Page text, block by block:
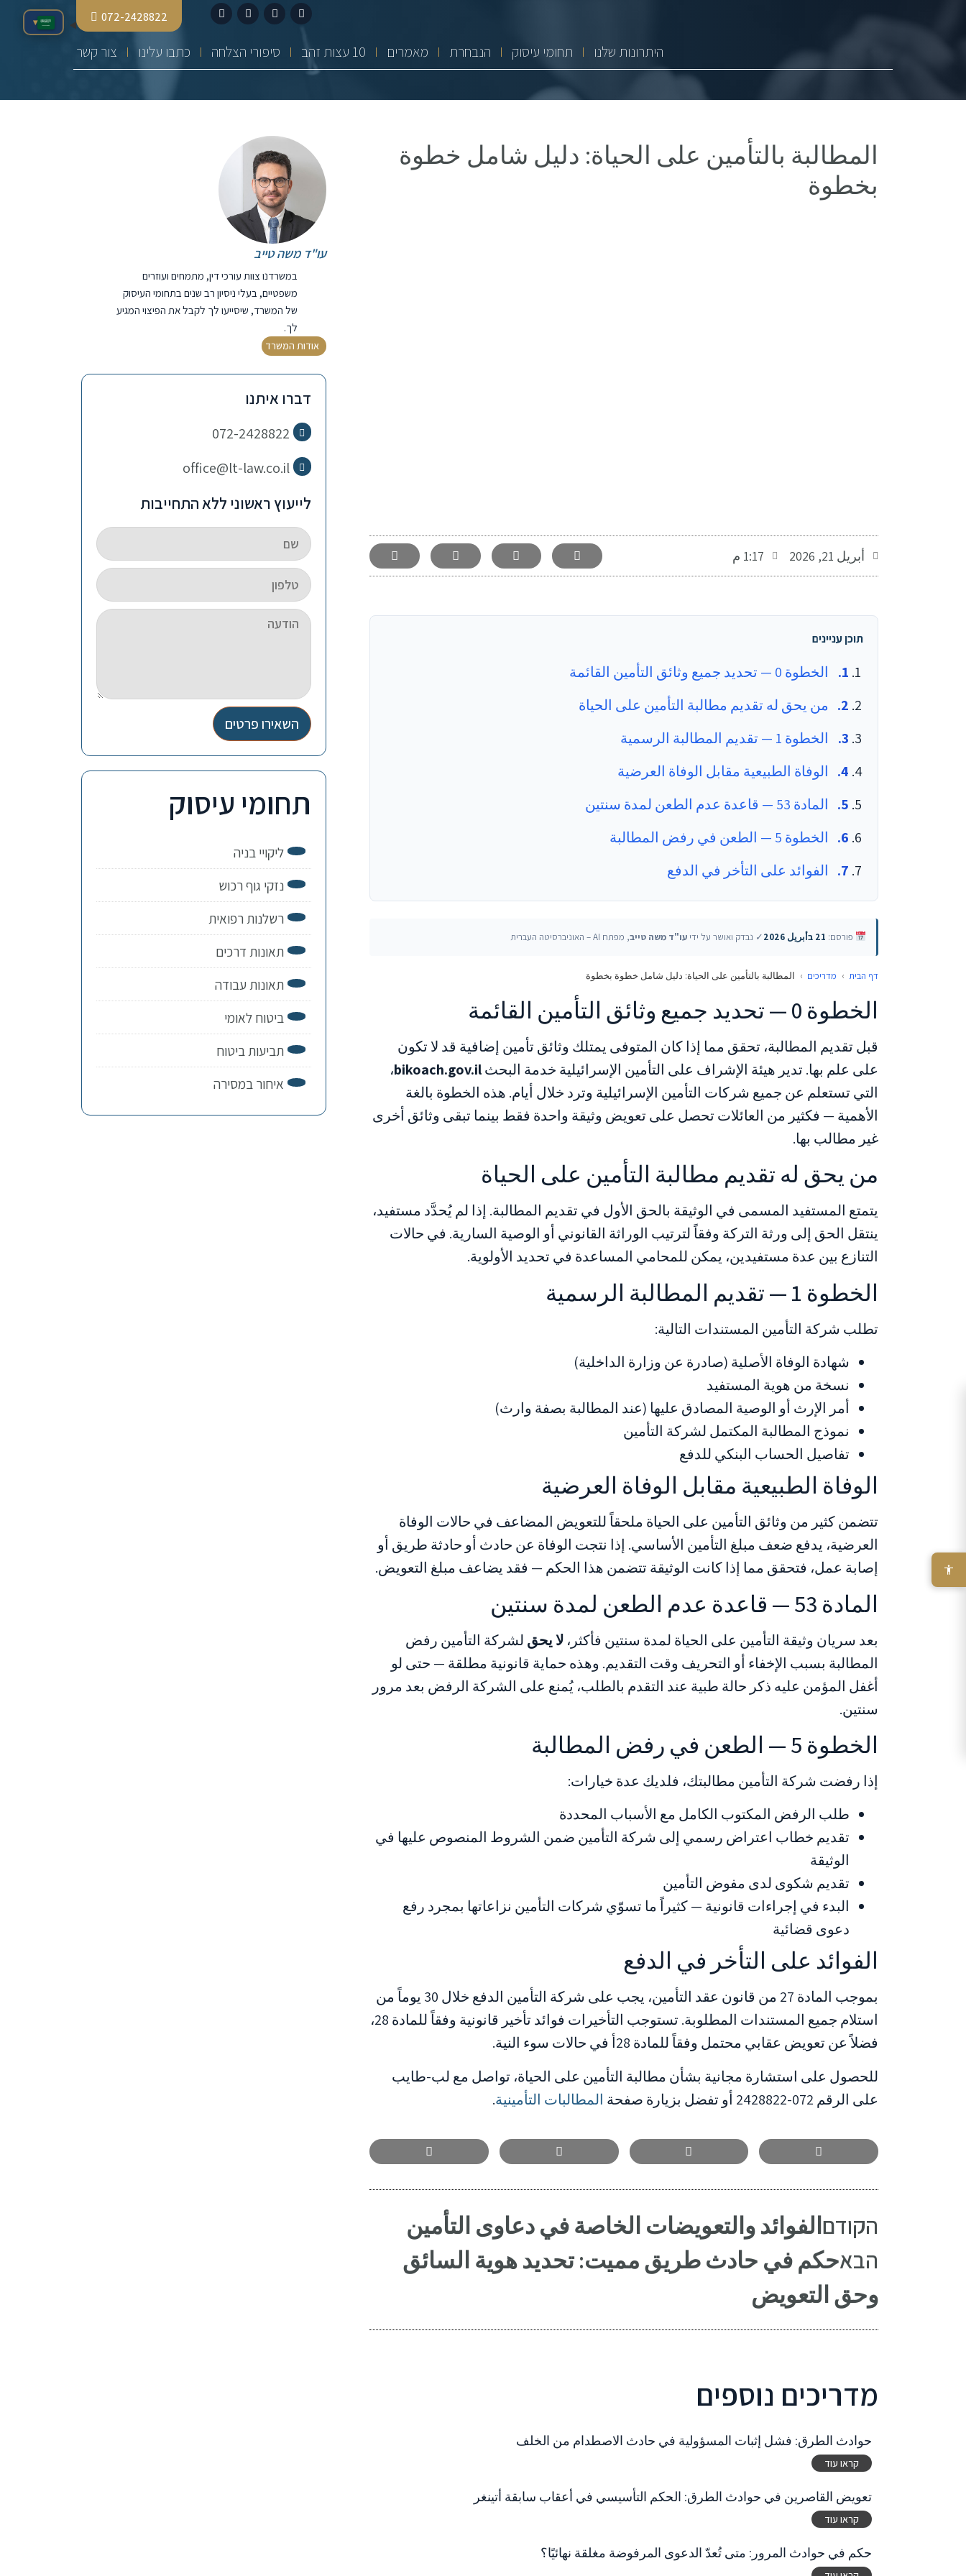
072-2428822
היתרונות שלנו תחומי עיסוק הנבחרת מאמרים 10 עצות זהב סיפורי הצלחה כתבו עלינו צור קשר
المطالبة بالتأمين على الحياة: دليل شامل خطوة
بخطوة
أبريل 21, 2026 1:17 م
תוכן עניינים
الخطوة 0 — تحديد جميع وثائق التأمين القائمة
من يحق له تقديم مطالبة التأمين على الحياة
الخطوة 1 — تقديم المطالبة الرسمية
الوفاة الطبيعية مقابل الوفاة العرضية
المادة 53 — قاعدة عدم الطعن لمدة سنتين
الخطوة 5 — الطعن في رفض المطالبة
الفوائد على التأخر في الدفع
פורסם: 21 בأبريل 2026 ✓ נבדק ואושר על ידי עו"ד משה טייב, מפתח AI – האוניברסיטה העברית
דף הבית › מדריכים › المطالبة بالتأمين على الحياة: دليل شامل خطوة بخطوة
الخطوة 0 — تحديد جميع وثائق التأمين القائمة
قبل تقديم المطالبة، تحقق مما إذا كان المتوفى يمتلك وثائق تأمين إضافية قد لا تكون
على علم بها. تدير هيئة الإشراف على التأمين الإسرائيلية خدمة البحثbikoach.gov.il،
التي تستعلم عن جميع شركات التأمين الإسرائيلية وترد خلال أيام. هذه الخطوة بالغة
الأهمية — فكثير من العائلات تحصل على تعويض وثيقة واحدة فقط بينما تبقى وثائق أخرى
غير مطالب بها.
من يحق له تقديم مطالبة التأمين على الحياة
يتمتع المستفيد المسمى في الوثيقة بالحق الأول في تقديم المطالبة. إذا لم يُحدَّد مستفيد،
ينتقل الحق إلى ورثة التركة وفقاً لترتيب الوراثة القانوني أو الوصية السارية. في حالات
التنازع بين عدة مستفيدين، يمكن للمحامي المساعدة في تحديد الأولوية.
الخطوة 1 — تقديم المطالبة الرسمية
تطلب شركة التأمين المستندات التالية:
شهادة الوفاة الأصلية (صادرة عن وزارة الداخلية)
نسخة من هوية المستفيد
أمر الإرث أو الوصية المصادق عليها (عند المطالبة بصفة وارث)
نموذج المطالبة المكتمل لشركة التأمين
تفاصيل الحساب البنكي للدفع
الوفاة الطبيعية مقابل الوفاة العرضية
تتضمن كثير من وثائق التأمين على الحياة ملحقاً للتعويض المضاعف في حالات الوفاة
العرضية، يدفع ضعف مبلغ التأمين الأساسي. إذا نتجت الوفاة عن حادث أو حادثة طريق أو
إصابة عمل، فتحقق مما إذا كانت الوثيقة تتضمن هذا الحكم — فقد يضاعف مبلغ التعويض.
المادة 53 — قاعدة عدم الطعن لمدة سنتين
بعد سريان وثيقة التأمين على الحياة لمدة سنتين فأكثر، لا يحق لشركة التأمين رفض
المطالبة بسبب الإخفاء أو التحريف وقت التقديم. وهذه حماية قانونية مطلقة — حتى لو
أغفل المؤمن عليه ذكر حالة طبية عند التقدم بالطلب، يُمنع على الشركة الرفض بعد مرور
سنتين.
الخطوة 5 — الطعن في رفض المطالبة
إذا رفضت شركة التأمين مطالبتك، فلديك عدة خيارات:
طلب الرفض المكتوب الكامل مع الأسباب المحددة
تقديم خطاب اعتراض رسمي إلى شركة التأمين ضمن الشروط المنصوص عليها في
الوثيقة
تقديم شكوى لدى مفوض التأمين
البدء في إجراءات قانونية — كثيراً ما تسوّي شركات التأمين نزاعاتها بمجرد رفع
دعوى قضائية
الفوائد على التأخر في الدفع
بموجب المادة 27 من قانون عقد التأمين، يجب على شركة التأمين الدفع خلال 30 يوماً من
استلام جميع المستندات المطلوبة. تستوجب التأخيرات فوائد تأخير قانونية وفقاً للمادة 28،
فضلاً عن تعويض عقابي محتمل وفقاً للمادة 28أ في حالات سوء النية.
للحصول على استشارة مجانية بشأن مطالبة التأمين على الحياة، تواصل مع لب-طايب
على الرقم 072-2428822 أو تفضل بزيارة صفحة
المطالبات التأمينية.
הקודםالفوائد والتعويضات الخاصة في دعاوى التأمين
הבאحكم في حادث طريق مميت: تحديد هوية السائق
وحق التعويض
מדריכים נוספים
حوادث الطرق: فشل إثبات المسؤولية في حادث الاصطدام من الخلف
קראו עוד
تعويض القاصرين في حوادث الطرق: الحكم التأسيسي في أعقاب سابقة أتينغر
קראו עוד
حكم في حوادث المرور: متى تُعدّ الدعوى المرفوضة مغلقة نهائيًا؟
עו"ד משה טייב
במשרדנו צוות עורכי דין, מתמחים ועוזרים
משפטיים, בעלי ניסיון רב שנים בתחומי העיסוק
של המשרד, שיסייעו לך לקבל את הפיצוי המגיע
לך.
אודות המשרד
דברו איתנו
072-2428822
office@lt-law.co.il
לייעוץ ראשוני ללא התחייבות
השאירו פרטים
תחומי עיסוק
ליקויי בניה
נזקי גוף רכוש
רשלנות רפואית
תאונות דרכים
תאונות עבודה
ביטוח לאומי
תביעות ביטוח
איחור במסירה
▾